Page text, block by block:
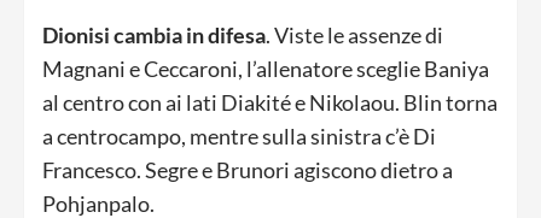
Dionisi cambia in difesa. Viste le assenze di
Magnani e Ceccaroni, l’allenatore sceglie Baniya
al centro con ai lati Diakité e Nikolaou. Blin torna
a centrocampo, mentre sulla sinistra c’è Di
Francesco. Segre e Brunori agiscono dietro a
Pohjanpalo.